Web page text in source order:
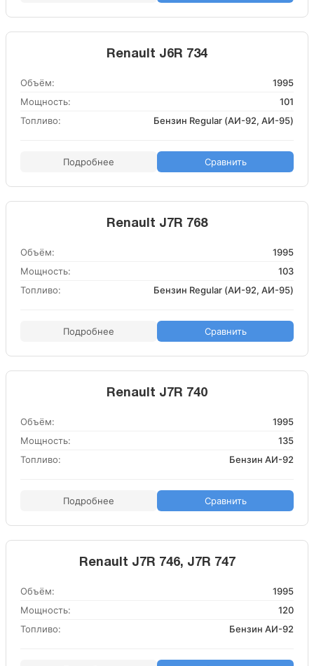
Renault J6R 734
Объём:
1995
Мощность:
101
Топливо:
Бензин Regular (АИ-92, АИ-95)
Подробнее Сравнить
Renault J7R 768
Объём:
1995
Мощность:
103
Топливо:
Бензин Regular (АИ-92, АИ-95)
Подробнее Сравнить
Renault J7R 740
Объём:
1995
Мощность:
135
Топливо:
Бензин АИ-92
Подробнее Сравнить
Renault J7R 746, J7R 747
Объём:
1995
Мощность:
120
Топливо:
Бензин АИ-92